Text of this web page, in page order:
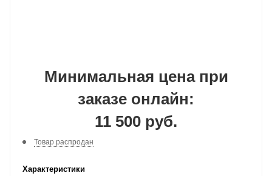
Минимальная цена при
заказе онлайн:
11 500 руб.
Товар распродан
Характеристики